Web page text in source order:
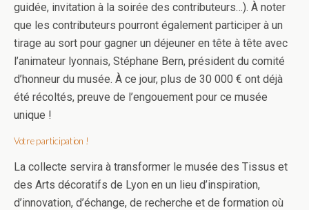
guidée, invitation à la soirée des contributeurs…). À noter
que les contributeurs pourront également participer à un
tirage au sort pour gagner un déjeuner en tête à tête avec
l’animateur lyonnais, Stéphane Bern, président du comité
d’honneur du musée. À ce jour, plus de 30 000 € ont déjà
été récoltés, preuve de l’engouement pour ce musée
unique !
Votre participation !
La collecte servira à transformer le musée des Tissus et
des Arts décoratifs de Lyon en un lieu d’inspiration,
d’innovation, d’échange, de recherche et de formation où